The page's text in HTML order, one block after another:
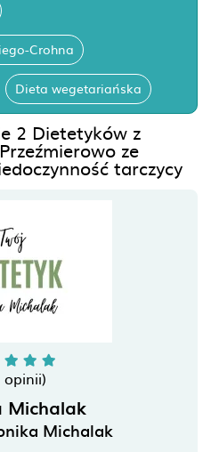
Crohna
Dieta wegetariańska
2 Dietetyków z
ze
tarczycy
opinii)
Michalak
Michalak